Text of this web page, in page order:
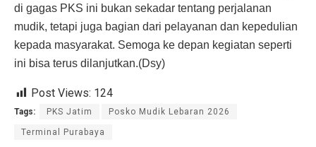
di gagas PKS ini bukan sekadar tentang perjalanan
mudik, tetapi juga bagian dari pelayanan dan kepedulian
kepada masyarakat. Semoga ke depan kegiatan seperti
ini bisa terus dilanjutkan.(Dsy)
Post Views: 124
Tags: PKS Jatim Posko Mudik Lebaran 2026
Terminal Purabaya